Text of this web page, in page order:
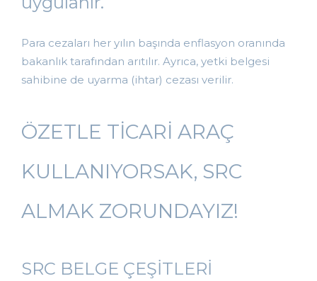
Para cezaları her yılın başında enflasyon oranında
bakanlık tarafından arıtılır. Ayrıca, yetki belgesi
sahibine de uyarma (ihtar) cezası verilir.
ÖZETLE TİCARİ ARAÇ
KULLANIYORSAK, SRC
ALMAK ZORUNDAYIZ!
SRC BELGE ÇEŞİTLERİ